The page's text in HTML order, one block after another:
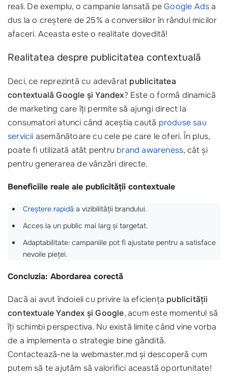
reali. De exemplu, o campanie lansată peGoogle Adsa
dus la o creștere de 25% a conversiilor în rândul micilor
afaceri. Aceasta este o realitate dovedită!
Realitatea despre publicitatea contextuală
Deci, ce reprezintă cu adevărat publicitatea
contextuală Google și Yandex? Este o formă dinamică
de marketing care îți permite să ajungi direct la
consumatori atunci când aceștia caută produse sau
servicii asemănătoare cu cele pe care le oferi. În plus,
poate fi utilizată atât pentru brand awareness, cât și
pentru generarea de vânzări directe.
Beneficiile reale ale publicității contextuale
Creștere rapidă a vizibilității brandului.
Acces la un public mai larg și targetat.
Adaptabilitate: campaniile pot fi ajustate pentru a satisface
nevoile pieței.
Concluzia: Abordarea corectă
Dacă ai avut îndoieli cu privire la eficiența publicității
contextuale Yandex și Google, acum este momentul să
îți schimbi perspectiva. Nu există limite când vine vorba
de a implementa o strategie bine gândită.
Contactează-ne la webmaster.md și descoperă cum
putem să te ajutăm să valorifici această oportunitate!